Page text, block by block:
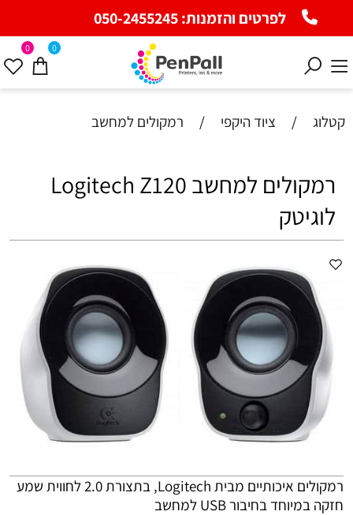
לפרטים והזמנות:050-2455245
0 0
קטלוג / ציוד היקפי / רמקולים למחשב
רמקולים למחשב Logitech Z120
לוגיטק
רמקולים איכותיים מבית Logitech, בתצורת 2.0 לחווית שמע
חזקה במיוחד בחיבורUSB למחשב